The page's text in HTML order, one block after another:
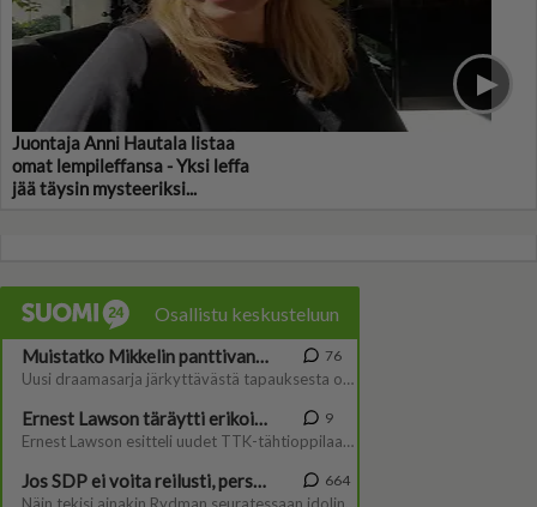
Juontaja Anni Hautala listaa
omat lempileffansa - Yksi leffa
jää täysin mysteeriksi...